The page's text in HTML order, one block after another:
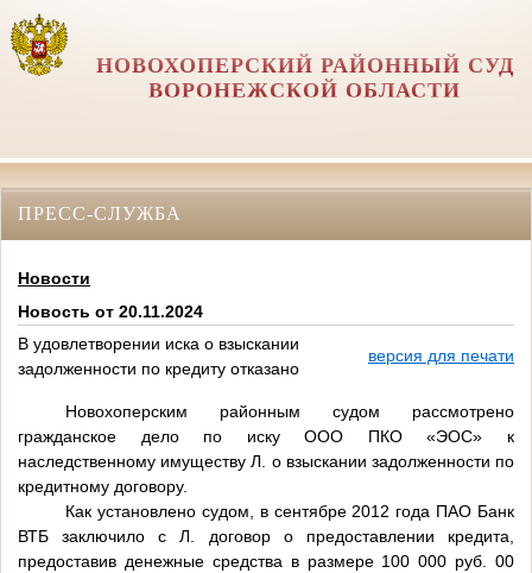
НОВОХОПЕРСКИЙ РАЙОННЫЙ СУД
ВОРОНЕЖСКОЙ ОБЛАСТИ
ПРЕСС-СЛУЖБА
Новости
Новость от 20.11.2024
В удовлетворении иска о взыскании
задолженности по кредиту отказано
версия для печати
Новохоперским районным судом рассмотрено
гражданское дело по иску ООО ПКО «ЭОС» к
наследственному имуществу Л. о взыскании задолженности по
кредитному договору.
Как установлено судом, в сентябре 2012 года ПАО Банк
ВТБ заключило с Л. договор о предоставлении кредита,
предоставив денежные средства в размере 100 000 руб. 00